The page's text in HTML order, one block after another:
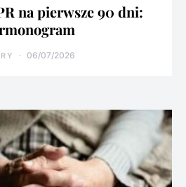
na pierwsze 90 dni:
06/07/2026